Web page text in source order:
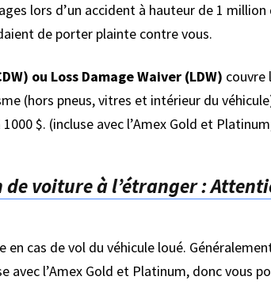
lors d’un accident à hauteur de 1
de porter plainte contre vous.
ou Loss Damage Waiver (LDW) couvre
(hors pneus, vitres et intérieur du
$. (incluse avec l’Amex Gold et
voiture à l’étranger :
en cas de vol du véhicule loué.
avec l’Amex Gold et Platinum, donc vous